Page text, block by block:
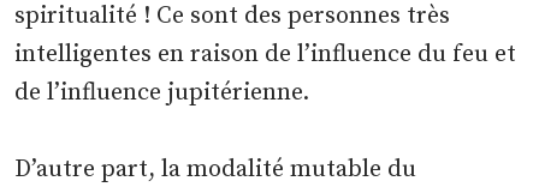
spiritualité ! Ce sont des personnes très
intelligentes en raison de l’influence du feu et
de l’influence jupitérienne.
D’autre part, la modalité mutable du